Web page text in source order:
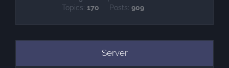
Topics: 170 Posts: 909
Server